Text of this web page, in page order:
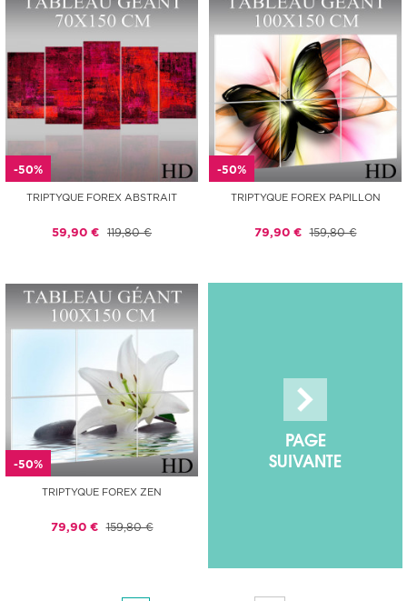
-50%
TRIPTYQUE FOREX ABSTRAIT
59,90 € 119,80 €
-50%
TRIPTYQUE FOREX PAPILLON
79,90 € 159,80 €
-50%
TRIPTYQUE FOREX ZEN
79,90 € 159,80 €
PAGE
SUIVANTE